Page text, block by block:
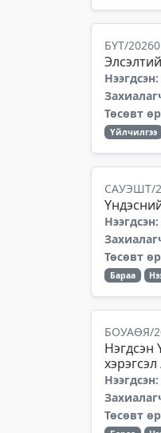
БҮТ/
Нээгдсэн:
Төсөвт
Үйлчилгээ
САУЭШТ/
Нээгдсэн:
Төсөвт
Бараа
БОУАӨЯ/
Нэгдсэн
Нээгдсэн:
Төсөвт